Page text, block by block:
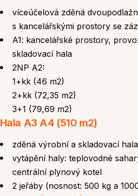
víceúčelová zděná
s kancelářskými prostory se
A1: kancelářské prostory,
skladovací hala
2NP A2:
1+kk (46 m2)
2+kk (72,35 m2)
3+1 (79,69 m2)
Hala A3 A4 (510 m2)
zděná výrobní a skladovací hala
vytápění haly: teplovodné
centrální plynový kotel
2 jeřáby (nosnost: 500 kg a